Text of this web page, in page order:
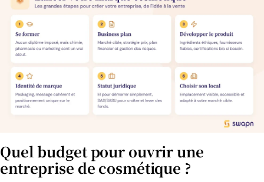
Quel budget pour ouvrir une
entreprise de cosmétique ?